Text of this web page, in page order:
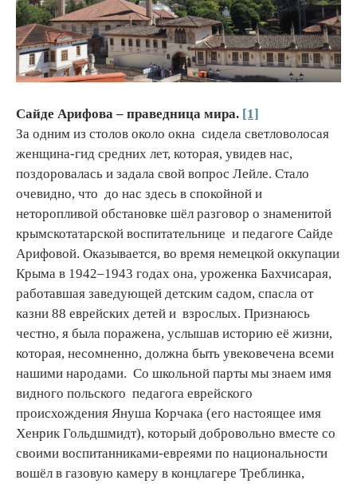
Сайде Арифова – праведница мира. [1]
За одним из столов около окна сидела светловолосая
женщина-гид средних лет, которая, увидев нас,
поздоровалась и задала свой вопрос Лейле. Стало
очевидно, что до нас здесь в спокойной и
неторопливой обстановке шёл разговор о знаменитой
крымскотатарской воспитательнице и педагоге Сайде
Арифовой. Оказывается, во время немецкой оккупации
Крыма в 1942–1943 годах она, уроженка Бахчисарая,
работавшая заведующей детским садом, спасла от
казни 88 еврейских детей и взрослых. Признаюсь
честно, я была поражена, услышав историю её жизни,
которая, несомненно, должна быть увековечена всеми
нашими народами. Со школьной парты мы знаем имя
видного польского педагога еврейского
происхождения Януша Корчака (его настоящее имя
Хенрик Гольдшмидт), который добровольно вместе со
своими воспитанниками-евреями по национальности
вошёл в газовую камеру в концлагере Треблинка,